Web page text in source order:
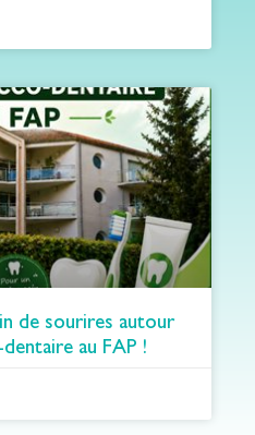
de sourires autour
au FAP !